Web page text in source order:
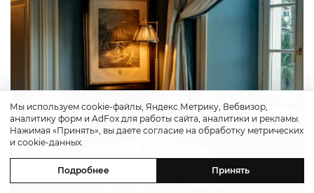
Мы используем cookie-файлы, Яндекс.Метрику, Вебвизор,
аналитику форм и AdFox для работы сайта, аналитики и рекламы.
Нажимая «Принять», вы даете согласие на обработку метрических
и cookie-данных.
Подробнее Принять